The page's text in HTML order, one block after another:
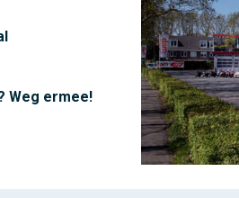
Weg ermee!